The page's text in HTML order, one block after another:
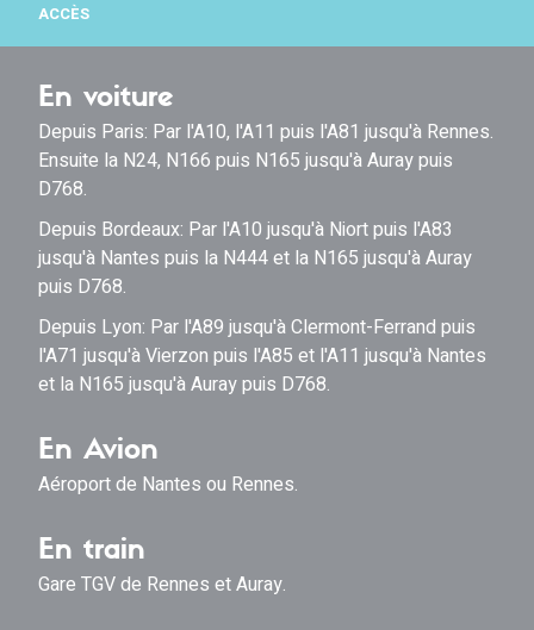
ACCÈS
En voiture
Depuis Paris: Par l'A10, l'A11 puis l'A81 jusqu'à Rennes.
Ensuite la N24, N166 puis N165 jusqu'à Auray puis
D768.
Depuis Bordeaux: Par l'A10 jusqu'à Niort puis l'A83
jusqu'à Nantes puis la N444 et la N165 jusqu'à Auray
puis D768.
Depuis Lyon: Par l'A89 jusqu'à Clermont-Ferrand puis
l'A71 jusqu'à Vierzon puis l'A85 et l'A11 jusqu'à Nantes
et la N165 jusqu'à Auray puis D768.
En Avion
Aéroport de Nantes ou Rennes.
En train
Gare TGV de Rennes et Auray.